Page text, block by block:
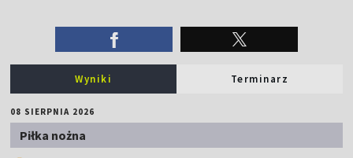
Wyniki Terminarz
08 SIERPNIA 2026
Piłka nożna